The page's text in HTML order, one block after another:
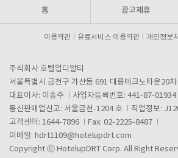
홈 광고제휴
이용약관 유료서비스 이용약관 개인정보
주식회사 호텔업디알티
서울특별시 금천구 가산동 691 대륭테크노타운20
대표이사: 이송주
사업자등록번호: 441-87-01934
통신판매업신고: 서울금천-1204 호
직업정보:
고객센터: 1644-7896
Fax: 02-2225-8487
이메일: hdrt1109@hotelupdrt.com
Copyright ⓒ HotelupDRT Corp. All Right